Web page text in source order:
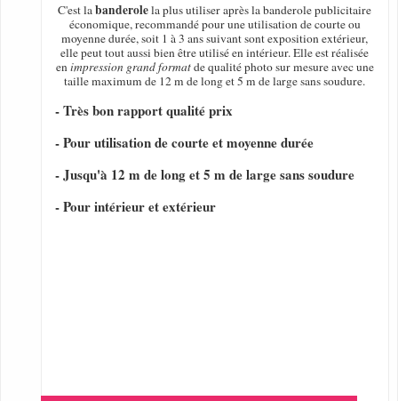
C'est labanderolela plus utiliser après la banderole publicitaire
économique, recommandé pour une utilisation de courte ou
moyenne durée, soit 1 à 3 ans suivant sont exposition extérieur,
elle peut tout aussi bien être utilisé en intérieur. Elle est réalisée
enimpression grand formatde qualité photo sur mesure avec une
taille maximum de 12 m de long et 5 m de large sans soudure.
- Très bon rapport qualité prix
- Pour utilisation de courte et moyenne durée
- Jusqu'à 12 m de long et 5 m de large sans soudure
- Pour intérieur et extérieur